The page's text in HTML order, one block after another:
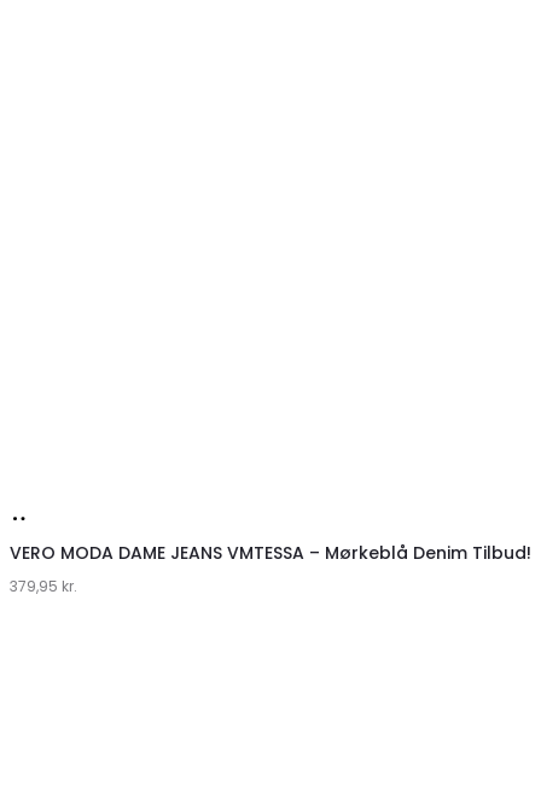
hos
Klædeskabet.dk
VERO MODA DAME JEANS VMTESSA – Mørkeblå Denim Tilbud!
379,95 kr.